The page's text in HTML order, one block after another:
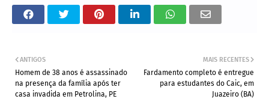
MAIS RECENTES
Fardamento completo é entregue
para estudantes do Caic, em
Juazeiro (BA)
ANTIGOS
Homem de 38 anos é assassinado
na presença da família após ter
casa invadida em Petrolina, PE